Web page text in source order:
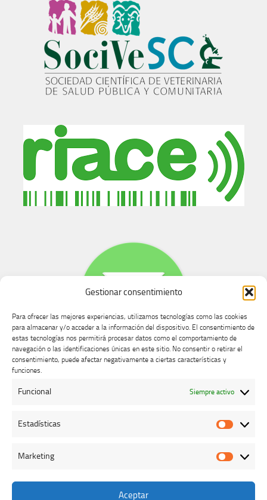
Gestionar consentimiento
Para ofrecer las mejores experiencias, utilizamos tecnologías como las cookies
para almacenar y/o acceder a la información del dispositivo. El consentimiento de
estas tecnologías nos permitirá procesar datos como el comportamiento de
navegación o las identificaciones únicas en este sitio. No consentir o retirar el
consentimiento, puede afectar negativamente a ciertas características y
funciones.
Funcional Siempre activo
Estadísticas
Marketing
Aceptar
Buzón de dudas, quejas y sugerencias